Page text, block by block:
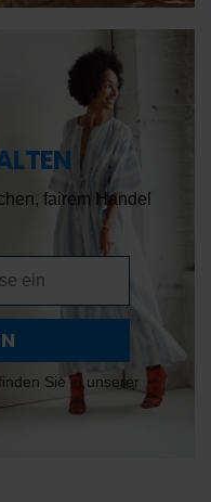
fairem Handel
Sie in unserer